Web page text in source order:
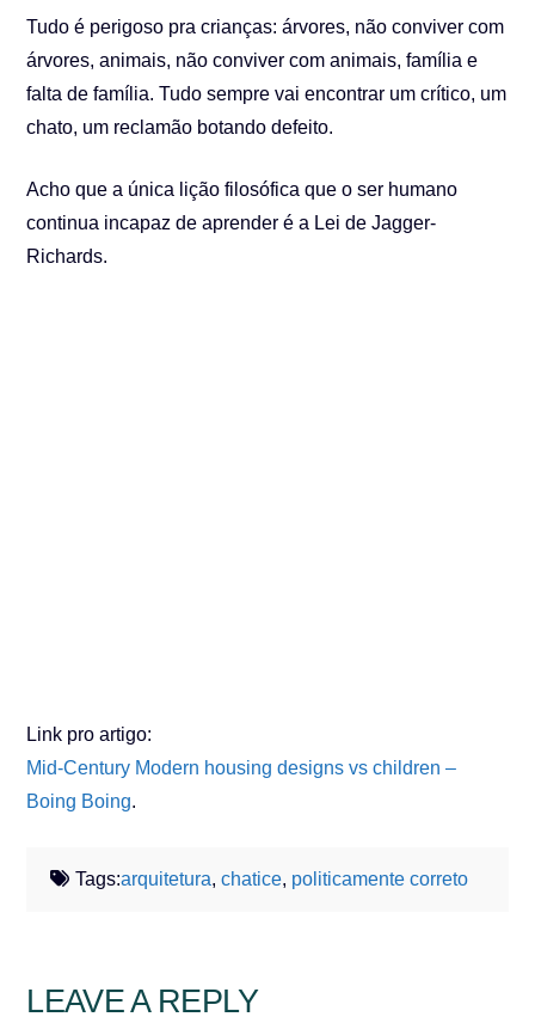
Tudo é perigoso pra crianças: árvores, não conviver com
árvores, animais, não conviver com animais, família e
falta de família. Tudo sempre vai encontrar um crítico, um
chato, um reclamão botando defeito.
Acho que a única lição filosófica que o ser humano
continua incapaz de aprender é a Lei de Jagger-
Richards.
Link pro artigo:
Mid-Century Modern housing designs vs children –
Boing Boing.
Tags:arquitetura,chatice, politicamente correto
LEAVE A REPLY